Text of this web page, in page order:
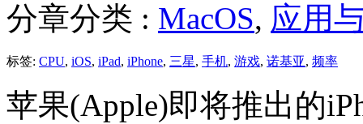
分章分类 : MacOS, 应用
标签: CPU, iOS, iPad, iPhone, 三星, 手机, 游戏, 诺基亚, 频率
苹果(Apple)即将推出的